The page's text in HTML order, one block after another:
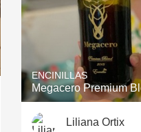
ENCINILLAS
Megacero Premium
Liliana Ortix